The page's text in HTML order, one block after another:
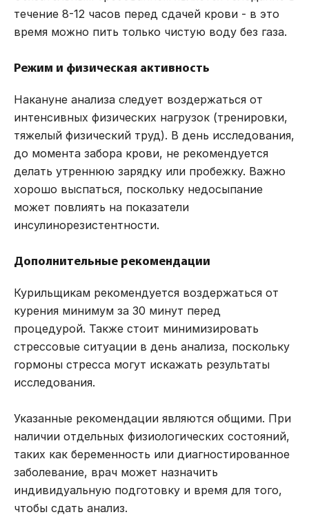
течение 8-12 часов перед сдачей крови - в это
время можно пить только чистую воду без газа.
Режим и физическая активность
Накануне анализа следует воздержаться от
интенсивных физических нагрузок (тренировки,
тяжелый физический труд). В день исследования,
до момента забора крови, не рекомендуется
делать утреннюю зарядку или пробежку. Важно
хорошо выспаться, поскольку недосыпание
может повлиять на показатели
инсулинорезистентности.
Дополнительные рекомендации
Курильщикам рекомендуется воздержаться от
курения минимум за 30 минут перед
процедурой. Также стоит минимизировать
стрессовые ситуации в день анализа, поскольку
гормоны стресса могут искажать результаты
исследования.
Указанные рекомендации являются общими. При
наличии отдельных физиологических состояний,
таких как беременность или диагностированное
заболевание, врач может назначить
индивидуальную подготовку и время для того,
чтобы сдать анализ.